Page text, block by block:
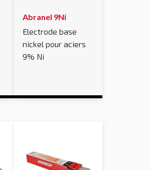
Abranel 9Ni
Electrode base
nickel pour aciers
9% Ni